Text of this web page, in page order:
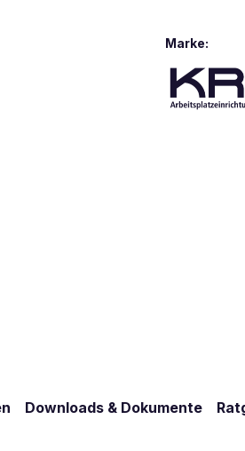
Marke:
Downloads & Dokumente